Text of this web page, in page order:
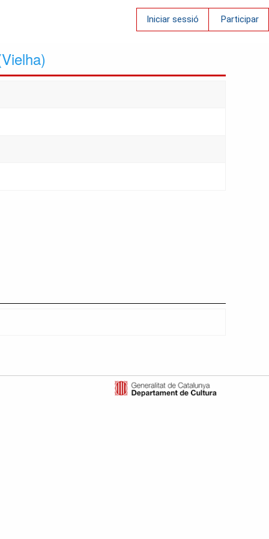
Iniciar sessió Participar